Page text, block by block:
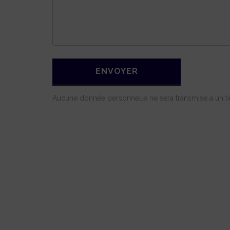
Aucune donnée personnelle ne sera transmise à un